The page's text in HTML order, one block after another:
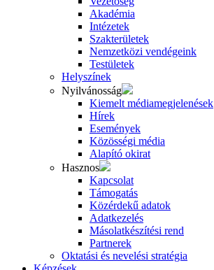
Akadémia
Intézetek
Szakterületek
Nemzetközi vendégeink
Testületek
Helyszínek
Nyilvánosság
Kiemelt médiamegjelenések
Hírek
Események
Közösségi média
Alapító okirat
Hasznos
Kapcsolat
Támogatás
Közérdekű adatok
Adatkezelés
Másolatkészítési rend
Partnerek
Oktatási és nevelési stratégia